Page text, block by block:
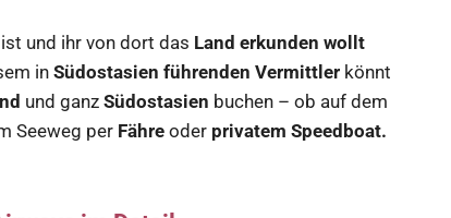
ist und ihr von dort das Land erkunden wollt
in Südostasien führenden Vermittler könnt
und ganz Südostasien buchen – ob auf dem
Seeweg per Fähre oder privatem Speedboat.